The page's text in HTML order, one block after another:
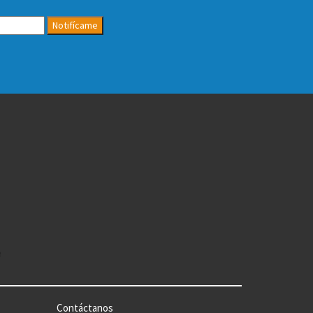
Notifícame
Contáctanos